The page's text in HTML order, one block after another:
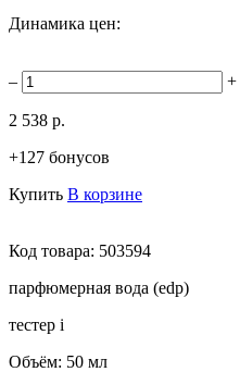
Динамика цен:
– +
2 538 р.
+127 бонусов
Купить В корзине
Код товара: 503594
парфюмерная вода (edp)
тестер i
Объём: 50 мл